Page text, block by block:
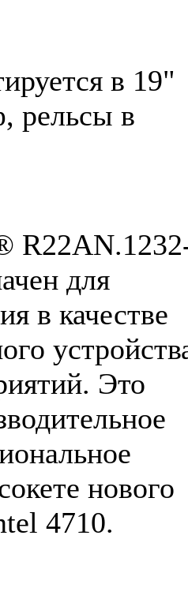
в 19"
рельсы в
для
в качестве
Это
нового
4710.